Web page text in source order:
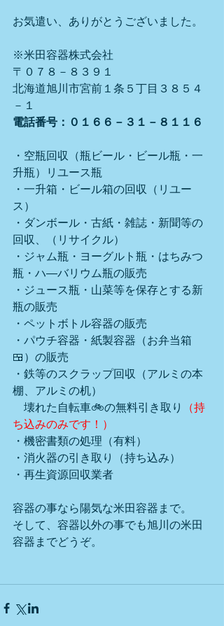
お気遣い、ありがとうございました。
※米田容器株式会社
〒０７８－８３９１
北海道旭川市宮前１条５丁目３８５４
－１
電話番号：０１６６－３１－８１１６
・空瓶回収（瓶ビール・ビール瓶・一
升瓶）リユース瓶
・一升箱・ビール箱の回収（リユー
ス）
・ダンボール・古紙・雑誌・新聞等の
回収、（リサイクル）
・ジャム瓶・ヨーグルト瓶・はちみつ
瓶・ハ―バリウム瓶の販売
・ジュース瓶・山菜等を保存とする新
瓶の販売
・ペットボトル容器の販売
・パウチ容器・紙製容器（お弁当箱
🍱）の販売
・鉄等のスクラップ回収（アルミの本
棚、アルミの机）
壊れた自転車🚲の無料引き取り
（持
ち込みのみです！）
・機密書類の処理（有料）
・消火器の引き取り（持ち込み）
・再生資源回収業者
容器の事なら陽気な米田容器まで。
そして、容器以外の事でも旭川の米田
容器までどうぞ。